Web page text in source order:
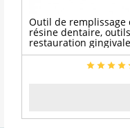
Outil de remplissage
résine dentaire,
restauration